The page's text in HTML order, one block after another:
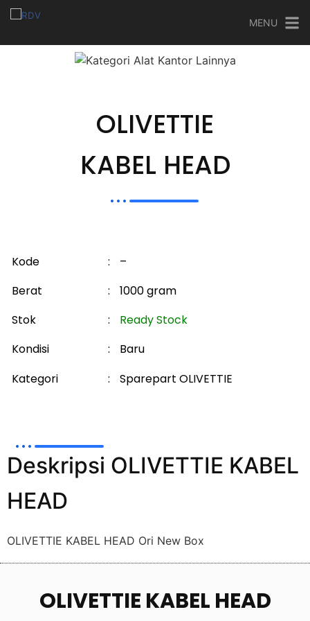
MENU
OLIVETTIE
KABEL HEAD
Kode :
–
Berat
:
1000 gram
Stok
:
Ready Stock
Kondisi
:
Baru
Kategori
: Sparepart OLIVETTIE
Deskripsi OLIVETTIE KABEL
HEAD
OLIVETTIE KABEL HEAD Ori New Box
OLIVETTIE KABEL HEAD